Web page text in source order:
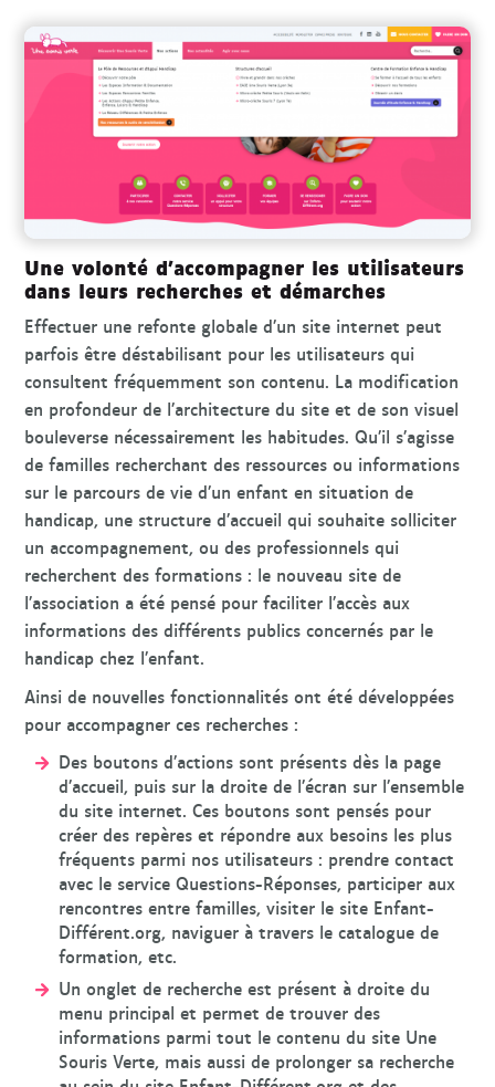
Une volonté d’accompagner les utilisateurs
dans leurs recherches et démarches
Effectuer une refonte globale d’un site internet peut
parfois être déstabilisant pour les utilisateurs qui
consultent fréquemment son contenu. La modification
en profondeur de l’architecture du site et de son visuel
bouleverse nécessairement les habitudes. Qu’il s’agisse
de familles recherchant des ressources ou informations
sur le parcours de vie d’un enfant en situation de
handicap, une structure d’accueil qui souhaite solliciter
un accompagnement, ou des professionnels qui
recherchent des formations : le nouveau site de
l’association a été pensé pour faciliter l’accès aux
informations des différents publics concernés par le
handicap chez l’enfant.
Ainsi de nouvelles fonctionnalités ont été développées
pour accompagner ces recherches :
Des boutons d’actions sont présents dès la page
d’accueil, puis sur la droite de l’écran sur l’ensemble
du site internet. Ces boutons sont pensés pour
créer des repères et répondre aux besoins les plus
fréquents parmi nos utilisateurs : prendre contact
avec le service Questions-Réponses, participer aux
rencontres entre familles, visiter le site Enfant-
Différent.org, naviguer à travers le catalogue de
formation, etc.
Un onglet de recherche est présent à droite du
menu principal et permet de trouver des
informations parmi tout le contenu du site Une
Souris Verte, mais aussi de prolonger sa recherche